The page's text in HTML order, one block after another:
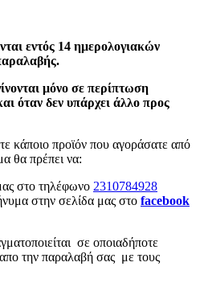
εντός 14 ημερολογιακών
μόνο σε περίπτωση
όταν δεν υπάρχει άλλο προς
κάποιο προϊόν που αγοράσατε από
θα πρέπει να:
στο τηλέφωνο 2310784928
στην σελίδα μας στο facebook
σε οποιαδήποτε
την παραλαβή σας με τους